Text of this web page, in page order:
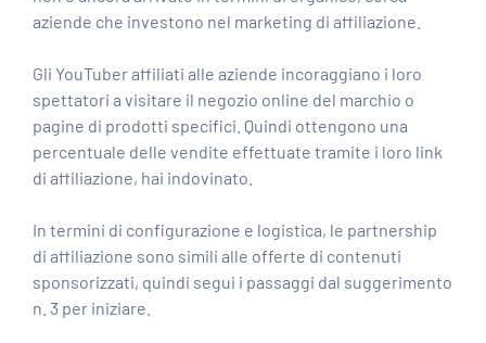
aziende che investono nel marketing di affiliazione.
Gli YouTuber affiliati alle aziende incoraggiano i loro
spettatori a visitare il negozio online del marchio o
pagine di prodotti specifici. Quindi ottengono una
percentuale delle vendite effettuate tramite i loro link
di affiliazione, hai indovinato.
In termini di configurazione e logistica, le partnership
di affiliazione sono simili alle offerte di contenuti
sponsorizzati, quindi segui i passaggi dal suggerimento
n. 3 per iniziare.